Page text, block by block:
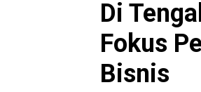
Di
Fokus
Bisnis